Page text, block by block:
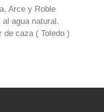
Arce y Roble
agua natural.
de caza ( Toledo )